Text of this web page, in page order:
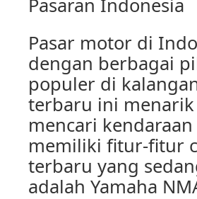
Pasaran Indonesia
Pasar motor di
dengan berbagai
populer di
terbaru ini
mencari
memiliki fitur-fitur
terbaru yang
adalah Yamaha